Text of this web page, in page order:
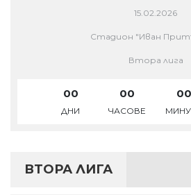
15.02.2026
Стадион "Иван
Втора лига
00
ДНИ
00
ЧАСОВЕ
00
ВТОРА ЛИГА